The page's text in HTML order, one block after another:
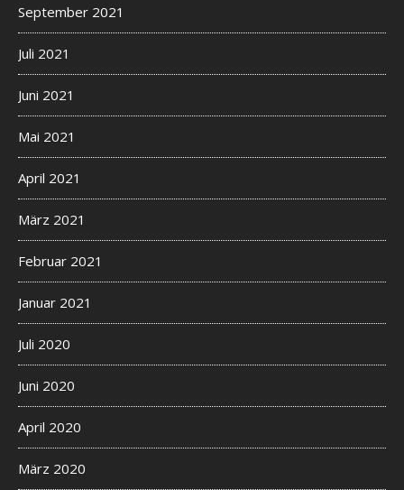
September 2021
Juli 2021
Juni 2021
Mai 2021
April 2021
März 2021
Februar 2021
Januar 2021
Juli 2020
Juni 2020
April 2020
März 2020